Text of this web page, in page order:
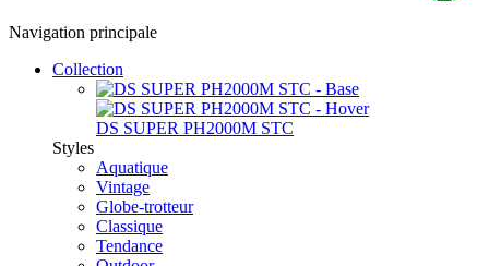
Navigation principale
Collection
DS SUPER PH2000M STC
Styles
Aquatique
Vintage
Globe-trotteur
Classique
Tendance